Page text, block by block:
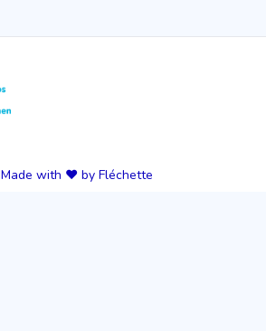
Made with ❤️ by Fléchette